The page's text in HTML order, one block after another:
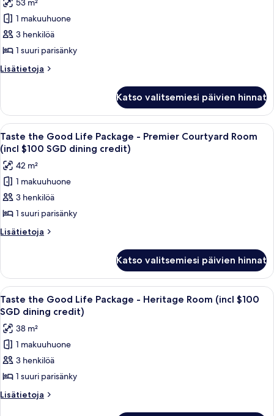
Huone
(Esplanade)
kuvat
1 makuuhuone
3 henkilöä
1 suuri parisänky
Lisätietoja
Lisätietoja
Katso valitsemiesi päivien hinnat
Avaa
kaikki
huonetyypin
Taste
the
Good
Life
Package
Courtyard
Room
(incl
$100
SGD
dining
credit)
kuvat
Hotellihuone, jossa on sänky,
6
Taste the Good Life Package - Premier Courtyard Room
(incl $100 SGD dining credit)
42 m²
1 makuuhuone
3 henkilöä
1 suuri parisänky
Lisätietoja
Lisätietoja
Good
Life
Package
-
Courtyard
Room
(incl
$100
SGD
credit)
Katso valitsemiesi päivien hinnat
Avaa
kaikki
huonetyypin
Taste
the
Good
Life
Package
Juhlava ruokasali, jossa on pyöreitä
6
Taste the Good Life Package - Heritage Room (incl $100
SGD dining credit)
38 m²
1 makuuhuone
3 henkilöä
1 suuri parisänky
Lisätietoja
Lisätietoja